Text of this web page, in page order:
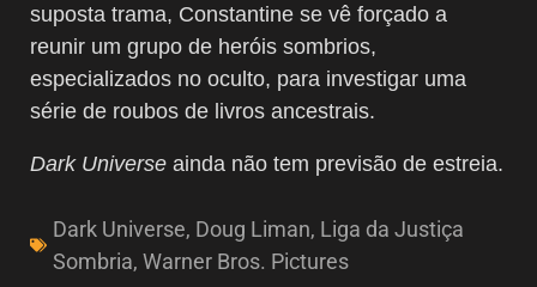
suposta trama, Constantine se vê forçado a
reunir um grupo de heróis sombrios,
especializados no oculto, para investigar uma
série de roubos de livros ancestrais.
Dark Universe ainda não tem previsão de estreia.
Dark Universe, Doug Liman, Liga da Justiça
Sombria, Warner Bros. Pictures